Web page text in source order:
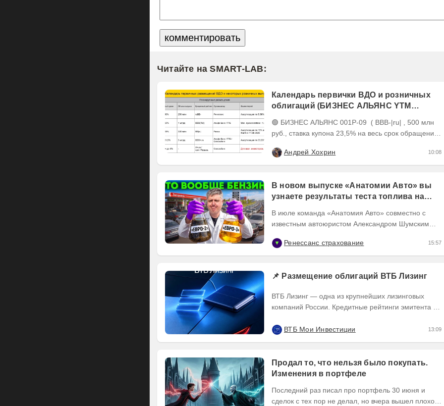
Читайте на SMART-LAB:
Календарь первички ВДО и розничных
облигаций (БИЗНЕС АЛЬЯНС YTM
🟢 БИЗНЕС АЛЬЯНС 001P-09 ( BBB-|ru| , 500 млн
руб., ставка купона 23,5% на весь срок обращения,
Андрей Хохрин
10:08
В новом выпуске «Анатомии Авто» вы
узнаете результаты теста топлива на
В июле команда «Анатомия Авто» совместно с
известным автоюристом Александром Шумским
московского...
Ренессанс страхование 15:57
📌 Размещение облигаций ВТБ Лизинг
ВТБ Лизинг — одна из крупнейших лизинговых
компаний России. Кредитные рейтинги эмитента —
ВТБ Мои Инвестиции
13:09
Продал то, что нельзя было покупать.
Изменения в портфеле
Последний раз писал про портфель 30 июня и
сделок с тех пор не делал, но вчера вышел плохой